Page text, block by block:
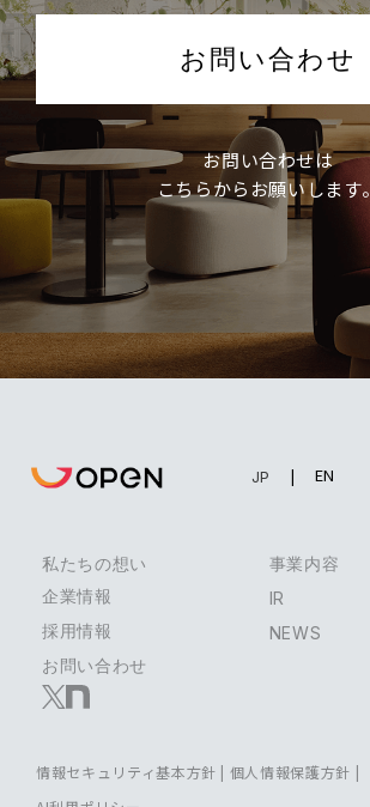
お問い合わせ
お問い合わせは
こちらからお願いします。
EN
JP
私たちの想い
事業内容
企業情報
IR
採用情報
NEWS
お問い合わせ
情報セキュリティ基本方針 | 個人情報保護方針 |